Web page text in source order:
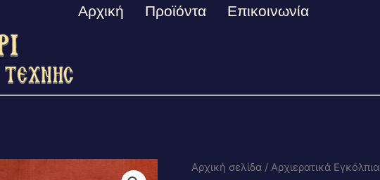
Αρχική Προϊόντα Επικοινωνία
Αρχική σελίδα / Αρχιερατικά Εγκόλπια